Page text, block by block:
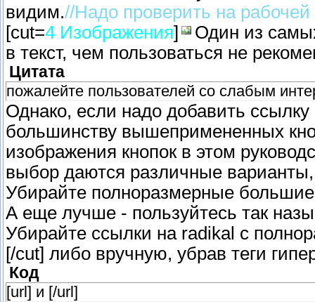
видим.//Надо проверить на
[cut=4 Изображения]
Один из
в текст, чем пользоваться не
Цитата
пожалейте пользователей со слабым
Однако, если надо добавить
большинству вышепримененных
изображения кнопок в этом
выбор даются различные
Убирайте полноразмерные
А еще лучше - пользуйтесь так
Убирайте ссылки на radikal с
[/cut] либо вручную, убрав теги
Код
[url] и [/url]